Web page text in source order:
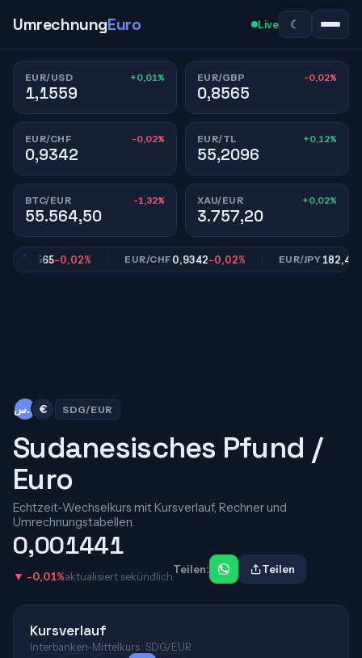
UmrechnungEuro Live ☾
EUR/USD +0,01%
1,1559
EUR/GBP -0,02%
0,8565
EUR/CHF -0,02%
0,9342
EUR/TL +0,12%
55,2096
BTC/EUR -1,32%
55.564,50
XAU/EUR +0,02%
3.757,20
0,8565 -0,02% EUR/CHF0,9342-0,02% EUR/JPY182,40
ج.س € SDG/EUR
Sudanesisches Pfund /
Euro
Echtzeit-Wechselkurs mit Kursverlauf, Rechner und
Umrechnungstabellen.
0,001441
▼ -0,01%aktualisiert sekündlich
Teilen: Teilen
Kursverlauf
Interbanken-Mittelkurs · SDG/EUR